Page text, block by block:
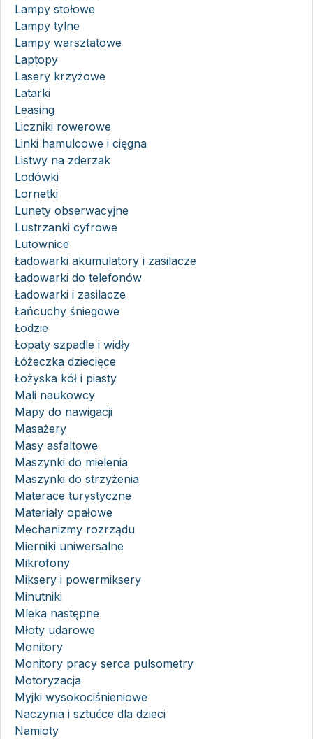
Lampy stołowe
Lampy tylne
Lampy warsztatowe
Laptopy
Lasery krzyżowe
Latarki
Leasing
Liczniki rowerowe
Linki hamulcowe i cięgna
Listwy na zderzak
Lodówki
Lornetki
Lunety obserwacyjne
Lustrzanki cyfrowe
Lutownice
Ładowarki akumulatory i zasilacze
Ładowarki do telefonów
Ładowarki i zasilacze
Łańcuchy śniegowe
Łodzie
Łopaty szpadle i widły
Łóżeczka dziecięce
Łożyska kół i piasty
Mali naukowcy
Mapy do nawigacji
Masażery
Masy asfaltowe
Maszynki do mielenia
Maszynki do strzyżenia
Materace turystyczne
Materiały opałowe
Mechanizmy rozrządu
Mierniki uniwersalne
Mikrofony
Miksery i powermiksery
Minutniki
Mleka następne
Młoty udarowe
Monitory
Monitory pracy serca pulsometry
Motoryzacja
Myjki wysokociśnieniowe
Naczynia i sztućce dla dzieci
Namioty